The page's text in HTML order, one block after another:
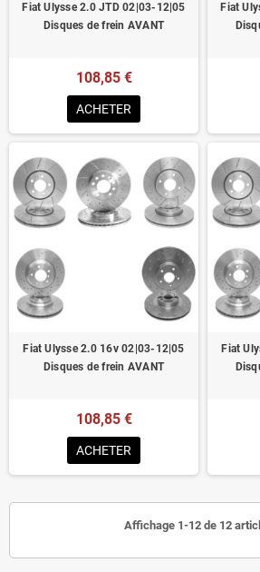
Fiat Ulysse 2.0 JTD 02|03-12|05
Disques de frein AVANT
108,85 €
ACHETER
Fiat
Fiat Ulysse 2.0 16v 02|03-12|05
Disques de frein AVANT
108,85 €
ACHETER
Fiat
Affichage 1-12 de 12